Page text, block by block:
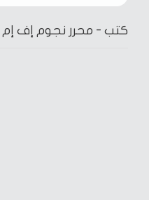
كتب - محرر نجوم إف إم